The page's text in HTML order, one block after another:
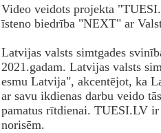
Video veidots projekta
īsteno biedrība "NEXT" ar
Latvijas valsts simtgades
2021.gadam. Latvijas valsts
esmu Latvija", akcentējot, ka
ar savu ikdienas darbu veido
pamatus rītdienai. TUESI.LV
norisēm.